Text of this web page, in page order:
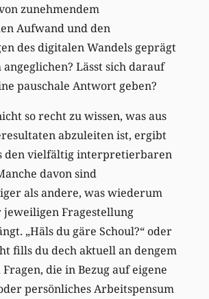
zunehmendem
Aufwand und den
des digitalen Wandels geprägt
Lässt sich darauf
pauschale Antwort geben?
so recht zu wissen, was aus
abzuleiten ist, ergibt
den vielfältig interpretierbaren
davon sind
als andere, was wiederum
Fragestellung
„Häls du gäre Schoul?“ oder
fills du dech aktuell an dengem
die in Bezug auf eigene
persönliches Arbeitspensum